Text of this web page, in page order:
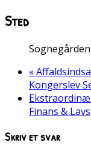
Sted
«
Kongerslev
Finans &
Skriv et svar